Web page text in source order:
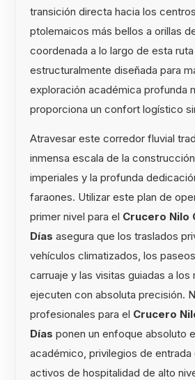
transición directa hacia los
ptolemaicos más bellos a orillas
coordenada a lo largo de esta
estructuralmente diseñada para
exploración académica profunda
proporciona un confort logístico
Atravesar este corredor fluvial
inmensa escala de la
imperiales y la profunda
faraones. Utilizar este plan de
primer nivel para el Crucero Nilo
Días asegura que los traslados
vehículos climatizados, los
carruaje y las visitas guiadas a los
ejecuten con absoluta precisión.
profesionales para el Crucero
Días ponen un enfoque absoluto
académico, privilegios de
activos de hospitalidad de alto